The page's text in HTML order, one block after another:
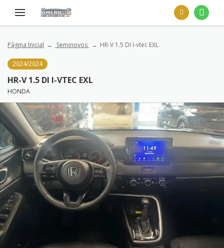
Página Inicial Seminovos HR-V 1.5 DI I-vtec EXL
2024/2024
HR-V 1.5 DI I-VTEC EXL
HONDA